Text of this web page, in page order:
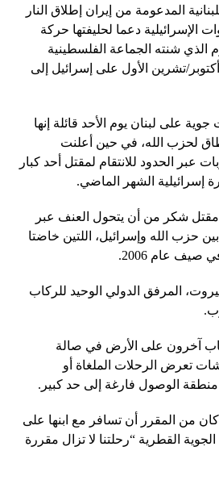
المدعومة من إيران إطلاق النار
الإسرائيلية دعما لحليفتها حركة
شنته الجماعة الفلسطينية
تشرين الأول على إسرائيل إلى
على لبنان يوم الأحد قائلة إنها
لحزب الله، في حين أعلنت
عبر الحدود للانتقام لمقتل أحد كبار
إسرائيلية الشهر الماضي.
شكر من أن يتحول العنف عبر
حزب الله وإسرائيل، اللتين خاضتا
عام 2006.
المرفق الدولي الوحيد للركاب
آخرون على الأرض في صالة
تعرض الرحلات الملغاة أو
الوصول فارغة إلى حد كبير.
من المقرر أن تسافر مع ابنها على
القطرية “رحلتنا لا تزال مقررة